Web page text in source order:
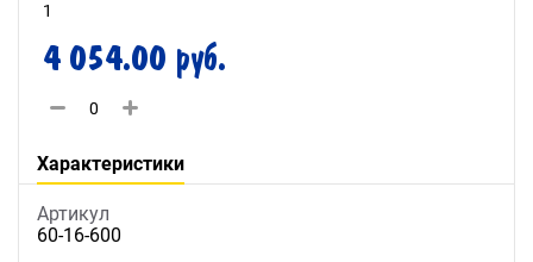
1
4 054.00 руб.
Характеристики
Артикул
60-16-600